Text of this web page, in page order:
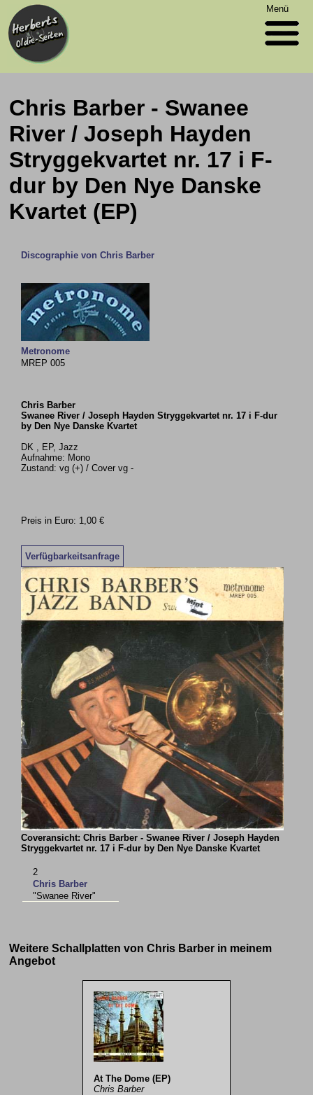
Menü
Chris Barber - Swanee
River / Joseph Hayden
Stryggekvartet nr. 17 i F-
dur by Den Nye Danske
Kvartet (EP)
Discographie von Chris Barber
Metronome
MREP 005
Chris Barber
Swanee River / Joseph Hayden Stryggekvartet nr. 17 i F-dur
by Den Nye Danske Kvartet
DK , EP, Jazz
Aufnahme: Mono
Zustand: vg (+) / Cover vg -
Preis in Euro: 1,00 €
Verfügbarkeitsanfrage
Coveransicht: Chris Barber - Swanee River / Joseph Hayden
Stryggekvartet nr. 17 i F-dur by Den Nye Danske Kvartet
2
Chris Barber
"Swanee River"
Weitere Schallplatten von Chris Barber in meinem
Angebot
At The Dome (EP)
Chris Barber